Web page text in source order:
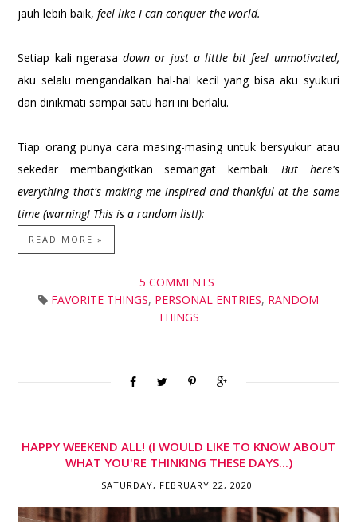
jauh lebih baik,feel like I can conquer the world.
Setiap kali ngerasa down or just a little bit feel unmotivated,
aku selalu mengandalkan hal-hal kecil yang bisa aku syukuri
dan dinikmati sampai satu hari ini berlalu.
Tiap orang punya cara masing-masing untuk bersyukur atau
sekedar membangkitkan semangat kembali.But here's
everything that's making me inspired and thankful at the same
time (warning! This is a random list!):
READ MORE »
5 COMMENTS
FAVORITE THINGS, PERSONAL ENTRIES, RANDOM
THINGS
HAPPY WEEKEND ALL! (I WOULD LIKE TO KNOW ABOUT
WHAT YOU'RE THINKING THESE DAYS...)
SATURDAY, FEBRUARY 22, 2020